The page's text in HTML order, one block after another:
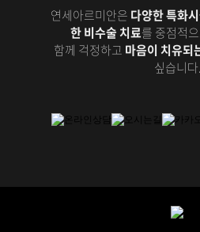
연세아르미안은 다양한 특화
한 비수술 치료를 중점적
함께 걱정하고 마음이 치유되
싶습니다.